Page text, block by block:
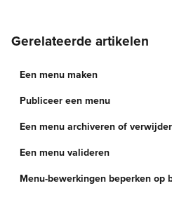
Gerelateerde artikelen
Een menu maken
Publiceer een menu
Een menu archiveren of
Een menu valideren
Menu-bewerkingen beperken op